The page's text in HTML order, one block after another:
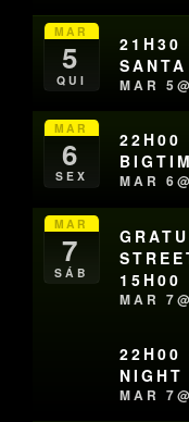
MAR
5
QUI
21H30
MAR
MAR
6
SEX
22H00
MAR
MAR
7
SÁB
15H00
MAR
22H00
MAR